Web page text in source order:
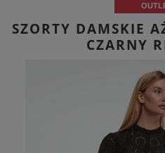
SZORTY DAMSKIE
CZARNY